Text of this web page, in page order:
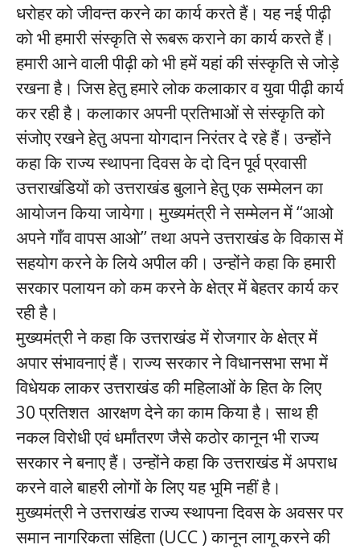
धरोहर को जीवन्त करने का कार्य करते हैं। यह नई पीढ़ी
को भी हमारी संस्कृति से रूबरू कराने का कार्य करते हैं।
हमारी आने वाली पीढ़ी को भी हमें यहां की संस्कृति से जोड़े
रखना है। जिस हेतु हमारे लोक कलाकार व युवा पीढ़ी कार्य
कर रही है। कलाकार अपनी प्रतिभाओं से संस्कृति को
संजोए रखने हेतु अपना योगदान निरंतर दे रहे हैं। उन्होंने
कहा कि राज्य स्थापना दिवस के दो दिन पूर्व प्रवासी
उत्तराखंडियों को उत्तराखंड बुलाने हेतु एक सम्मेलन का
आयोजन किया जायेगा। मुख्यमंत्री ने सम्मेलन में ‘‘आओ
अपने गाँव वापस आओ’’ तथा अपने उत्तराखंड के विकास में
सहयोग करने के लिये अपील की। उन्होंने कहा कि हमारी
सरकार पलायन को कम करने के क्षेत्र में बेहतर कार्य कर
रही है।
मुख्यमंत्री ने कहा कि उत्तराखंड में रोजगार के क्षेत्र में
अपार संभावनाएं हैं। राज्य सरकार ने विधानसभा सभा में
विधेयक लाकर उत्तराखंड की महिलाओं के हित के लिए
30 प्रतिशत आरक्षण देने का काम किया है। साथ ही
नकल विरोधी एवं धर्मांतरण जैसे कठोर कानून भी राज्य
सरकार ने बनाए हैं। उन्होंने कहा कि उत्तराखंड में अपराध
करने वाले बाहरी लोगों के लिए यह भूमि नहीं है।
मुख्यमंत्री ने उत्तराखंड राज्य स्थापना दिवस के अवसर पर
समान नागरिकता संहिता (UCC ) कानून लागू करने की